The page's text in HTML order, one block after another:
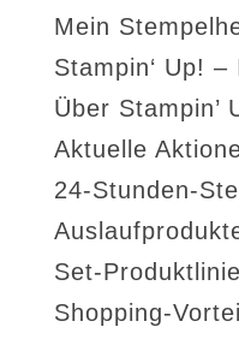
Mein
Stampin‘ Up! –
Über Stampin’
Aktuelle
24-Stunden-
Set-
Shopping-